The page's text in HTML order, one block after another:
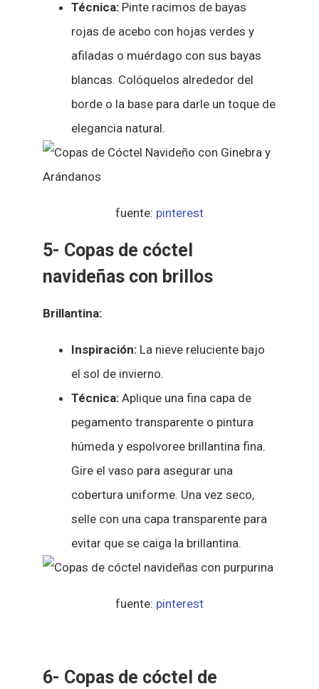
Técnica: Pinte racimos de bayas
rojas de acebo con hojas verdes y
afiladas o muérdago con sus bayas
blancas. Colóquelos alrededor del
borde o la base para darle un toque de
elegancia natural.
fuente: pinterest
5- Copas de cóctel
navideñas con brillos
Brillantina:
Inspiración: La nieve reluciente bajo
el sol de invierno.
Técnica: Aplique una fina capa de
pegamento transparente o pintura
húmeda y espolvoree brillantina fina.
Gire el vaso para asegurar una
cobertura uniforme. Una vez seco,
selle con una capa transparente para
evitar que se caiga la brillantina.
fuente: pinterest
6- Copas de cóctel de